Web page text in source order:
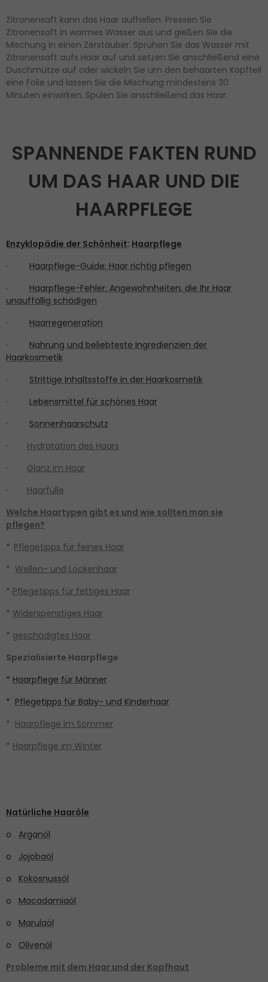
Zitronensaft kann das Haar aufhellen. Pressen Sie
Zitronensaft in warmes Wasser aus und gießen Sie die
Mischung in einen Zerstäuber. Sprühen Sie das Wasser mit
Zitronensaft aufs Haar auf und setzen Sie anschließend eine
Duschmütze auf oder wickeln Sie um den behaarten Kopfteil
eine Folie und lassen Sie die Mischung mindestens 30
Minuten einwirken. Spülen Sie anschließend das Haar.
SPANNENDE FAKTEN RUND
UM DAS HAAR UND DIE
HAARPFLEGE
Enzyklopädie der Schönheit: Haarpflege
· Haarpflege-Guide: Haar richtig pflegen
· Haarpflege-Fehler: Angewohnheiten, die Ihr Haar
unauffällig schädigen
· Haarregeneration
· Nahrung und beliebteste Ingredienzien der
Haarkosmetik
· Strittige Inhaltsstoffe in der Haarkosmetik
· Lebensmittel für schönes Haar
· Sonnenhaarschutz
·
Hydratation des Haars
· Glanz im Haar
· Haarfülle
Welche Haartypen gibt es und wie sollten man sie
pflegen?
* Pflegetipps für feines Haar
* Wellen- und Lockenhaar
* Pflegetipps für fettiges Haar
* Widerspenstiges Haar
* geschädigtes Haar
Spezialisierte Haarpflege
* Haarpflege für Männer
* Pflegetipps für Baby- und Kinderhaar
* Haarpflege im Sommer
* Haarpflege im Winter
Natürliche Haaröle
o Arganöl
o Jojobaöl
o Kokosnussöl
o Macadamiaöl
o Marulaöl
o Olivenöl
Probleme mit dem Haar und der Kopfhaut